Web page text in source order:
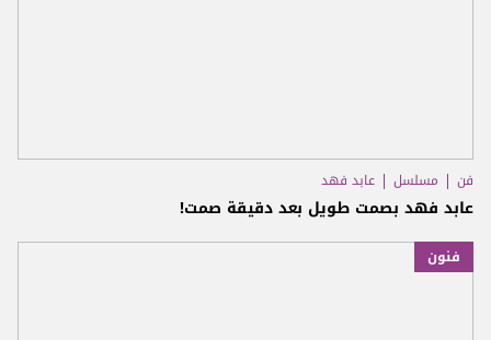
فن مسلسل عابد فهد
عابد فهد بصمت طويل بعد دقيقة صمت!
فنون